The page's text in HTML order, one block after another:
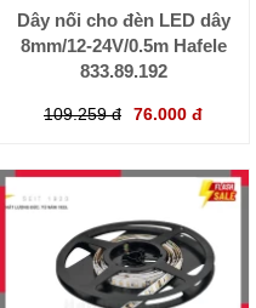
Dây nối cho đèn LED dây
8mm/12-24V/0.5m Hafele
833.89.192
109.259 đ 76.000 đ